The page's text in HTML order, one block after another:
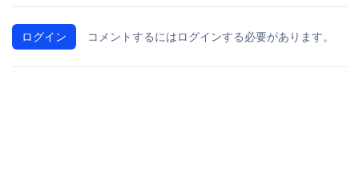
ログイン コメントするにはログインする必要があります。